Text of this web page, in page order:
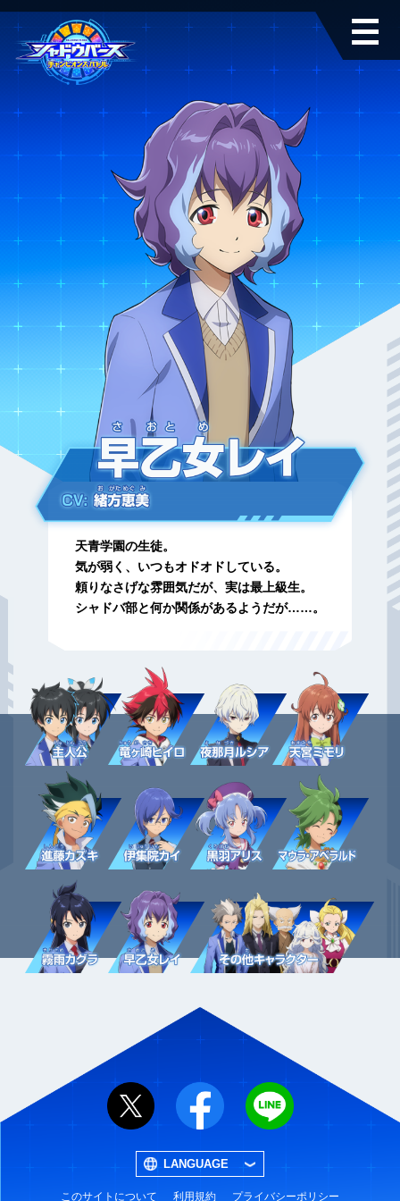
天青学園の生徒。
気が弱く、いつもオドオドしている。
頼りなさげな雰囲気だが、実は最上級生。
シャドバ部と何か関係があるようだが……。
LANGUAGE
このサイトについて 利用規約 プライバシーポリシー